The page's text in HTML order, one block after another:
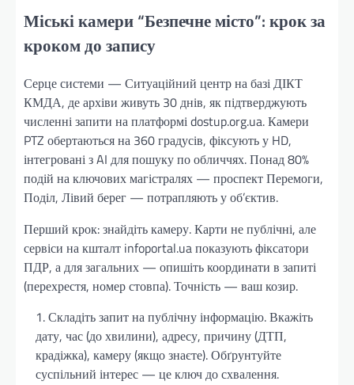
Міські камери “Безпечне місто”: крок за
кроком до запису
Серце системи — Ситуаційний центр на базі ДІКТ
КМДА, де архіви живуть 30 днів, як підтверджують
численні запити на платформі dostup.org.ua. Камери
PTZ обертаються на 360 градусів, фіксують у HD,
інтегровані з AI для пошуку по обличчях. Понад 80%
подій на ключових магістралях — проспект Перемоги,
Поділ, Лівий берег — потрапляють у об’єктив.
Перший крок: знайдіть камеру. Карти не публічні, але
сервіси на кшталт infoportal.ua показують фіксатори
ПДР, а для загальних — опишіть координати в запиті
(перехрестя, номер стовпа). Точність — ваш козир.
Складіть запит на публічну інформацію. Вкажіть
дату, час (до хвилини), адресу, причину (ДТП,
крадіжка), камеру (якщо знаєте). Обґрунтуйте
суспільний інтерес — це ключ до схвалення.